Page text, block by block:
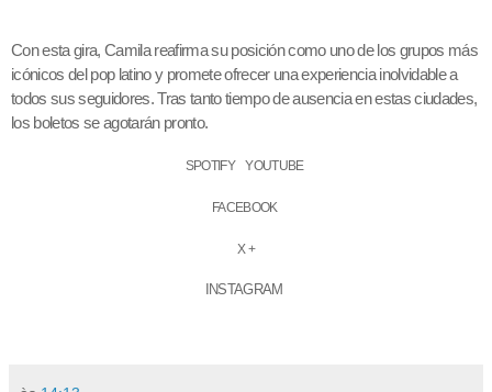
Con esta gira, Camila reafirma su posición como uno de los grupos más
icónicos del pop latino y promete ofrecer una experiencia inolvidable a
todos sus seguidores. Tras tanto tiempo de ausencia en estas ciudades,
los boletos se agotarán pronto.
SPOTIFY YOUTUBE
FACEBOOK
X +
INSTAGRAM